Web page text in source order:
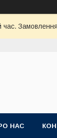
час.
НАС